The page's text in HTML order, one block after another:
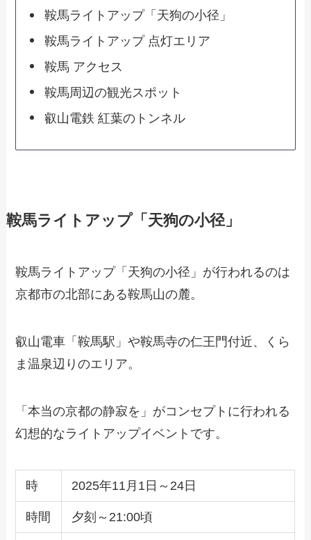
鞍馬ライトアップ「天狗の小径」
鞍馬ライトアップ 点灯エリア
鞍馬 アクセス
鞍馬周辺の観光スポット
叡山電鉄 紅葉のトンネル
鞍馬ライトアップ「天狗の小径」
鞍馬ライトアップ「天狗の小径」が行われるのは
京都市の北部にある鞍馬山の麓。
叡山電車「鞍馬駅」や鞍馬寺の仁王門付近、くら
ま温泉辺りのエリア。
「本当の京都の静寂を」がコンセプトに行われる
幻想的なライトアップイベントです。
時 2025年11月1日～24日
時間 夕刻～21:00頃